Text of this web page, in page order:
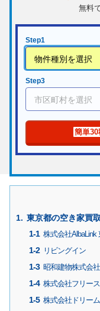
無料
Step1
Step3
簡単30
東京都の空き家買
株式会社AlbaLink
リビングイン
昭和建物株式会社
株式会社フリー
株式会社ドリー